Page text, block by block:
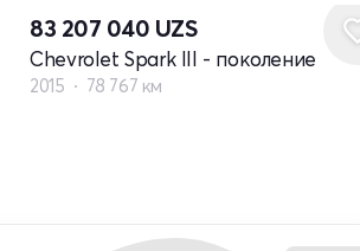
83 207 040 UZS
Chevrolet Spark III - поколение
2015 78 767 км